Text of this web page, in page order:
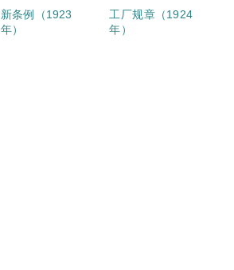
新条例（1923
年）
工厂规章（1924
年）